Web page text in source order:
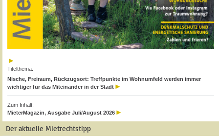
Titelthema:
Nische, Freiraum, Rückzugsort: Treffpunkte im Wohnumfeld werden immer
wichtiger für das Miteinander in der Stadt
Zum Inhalt:
MieterMagazin, Ausgabe Juli/August 2026
Der aktuelle Mietrechtstipp